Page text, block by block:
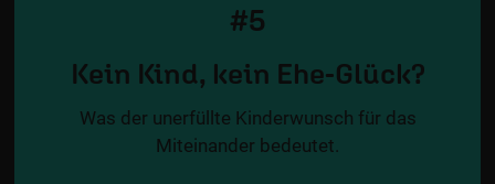
#5
Kein Kind, kein Ehe-Glück?
Was der unerfüllte Kinderwunsch für das
Miteinander bedeutet.